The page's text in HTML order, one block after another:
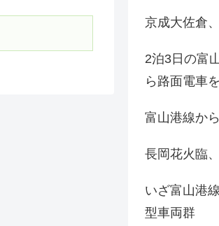
京成大佐倉
2泊3日の富
ら路面電車
富山港線か
長岡花火臨
いざ富山港
型車両群